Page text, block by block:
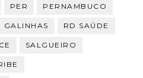
PER PERNAMBUCO
GALINHAS RD SAÚDE
SALGUEIRO